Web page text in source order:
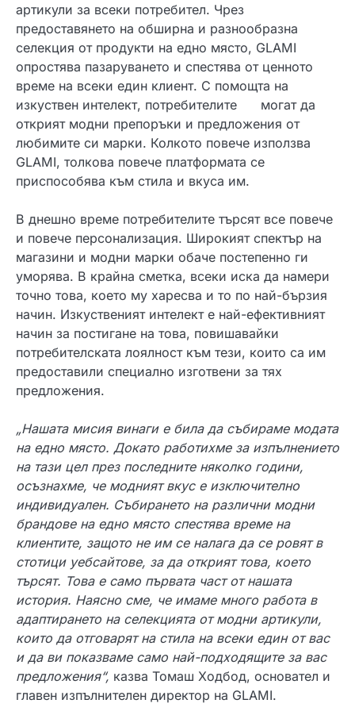
артикули за всеки потребител. Чрез
предоставянето на обширна и разнообразна
селекция от продукти на едно място, GLAMI
опростява пазаруването и спестява от ценното
време на всеки един клиент. С помощта на
изкуствен интелект, потребителите могат да
открият модни препоръки и предложения от
любимите си марки. Колкото повече използва
GLAMI, толкова повече платформата се
приспособява към стила и вкуса им.
В днешно време потребителите търсят все повече
и повече персонализация. Широкият спектър на
магазини и модни марки обаче постепенно ги
уморява. В крайна сметка, всеки иска да намери
точно това, което му харесва и то по най-бързия
начин. Изкуственият интелект е най-ефективният
начин за постигане на това, повишавайки
потребителската лоялност към тези, които са им
предоставили специално изготвени за тях
предложения.
„Нашата мисия винаги е била да събираме модата
на едно място. Докато работихме за изпълнението
на тази цел през последните няколко години,
осъзнахме, че модният вкус е изключително
индивидуален. Събирането на различни модни
брандове на едно място спестява време на
клиентите, защото не им се налага да се ровят в
стотици уебсайтове, за да открият това, което
търсят. Това е само първата част от нашата
история. Наясно сме, че имаме много работа в
адаптирането на селекцията от модни артикули,
които да отговарят на стила на всеки един от вас
и да ви показваме само най-подходящите за вас
предложения“, казва Томаш Ходбод, основател и
главен изпълнителен директор на GLAMI.